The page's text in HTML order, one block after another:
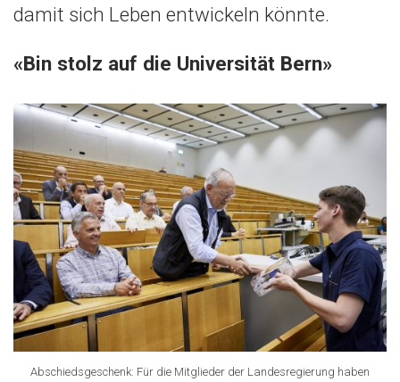
damit sich Leben entwickeln könnte.
«Bin stolz auf die Universität Bern»
Abschiedsgeschenk: Für die Mitglieder der Landesregierung haben